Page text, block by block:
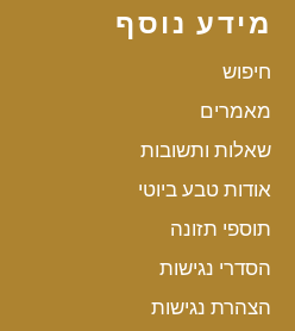
מידע נוסף
חיפוש
מאמרים
שאלות ותשובות
אודות טבע ביוטי
תוספי תזונה
הסדרי נגישות
הצהרת נגישות